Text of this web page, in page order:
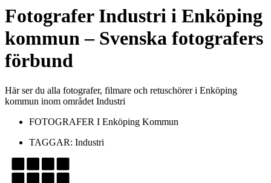
Fotografer Industri i Enköping
kommun– Svenska fotografers
förbund
Här ser du alla fotografer, filmare och retuschörer i Enköping
kommun inom området Industri
FOTOGRAFER I Enköping Kommun
TAGGAR: Industri